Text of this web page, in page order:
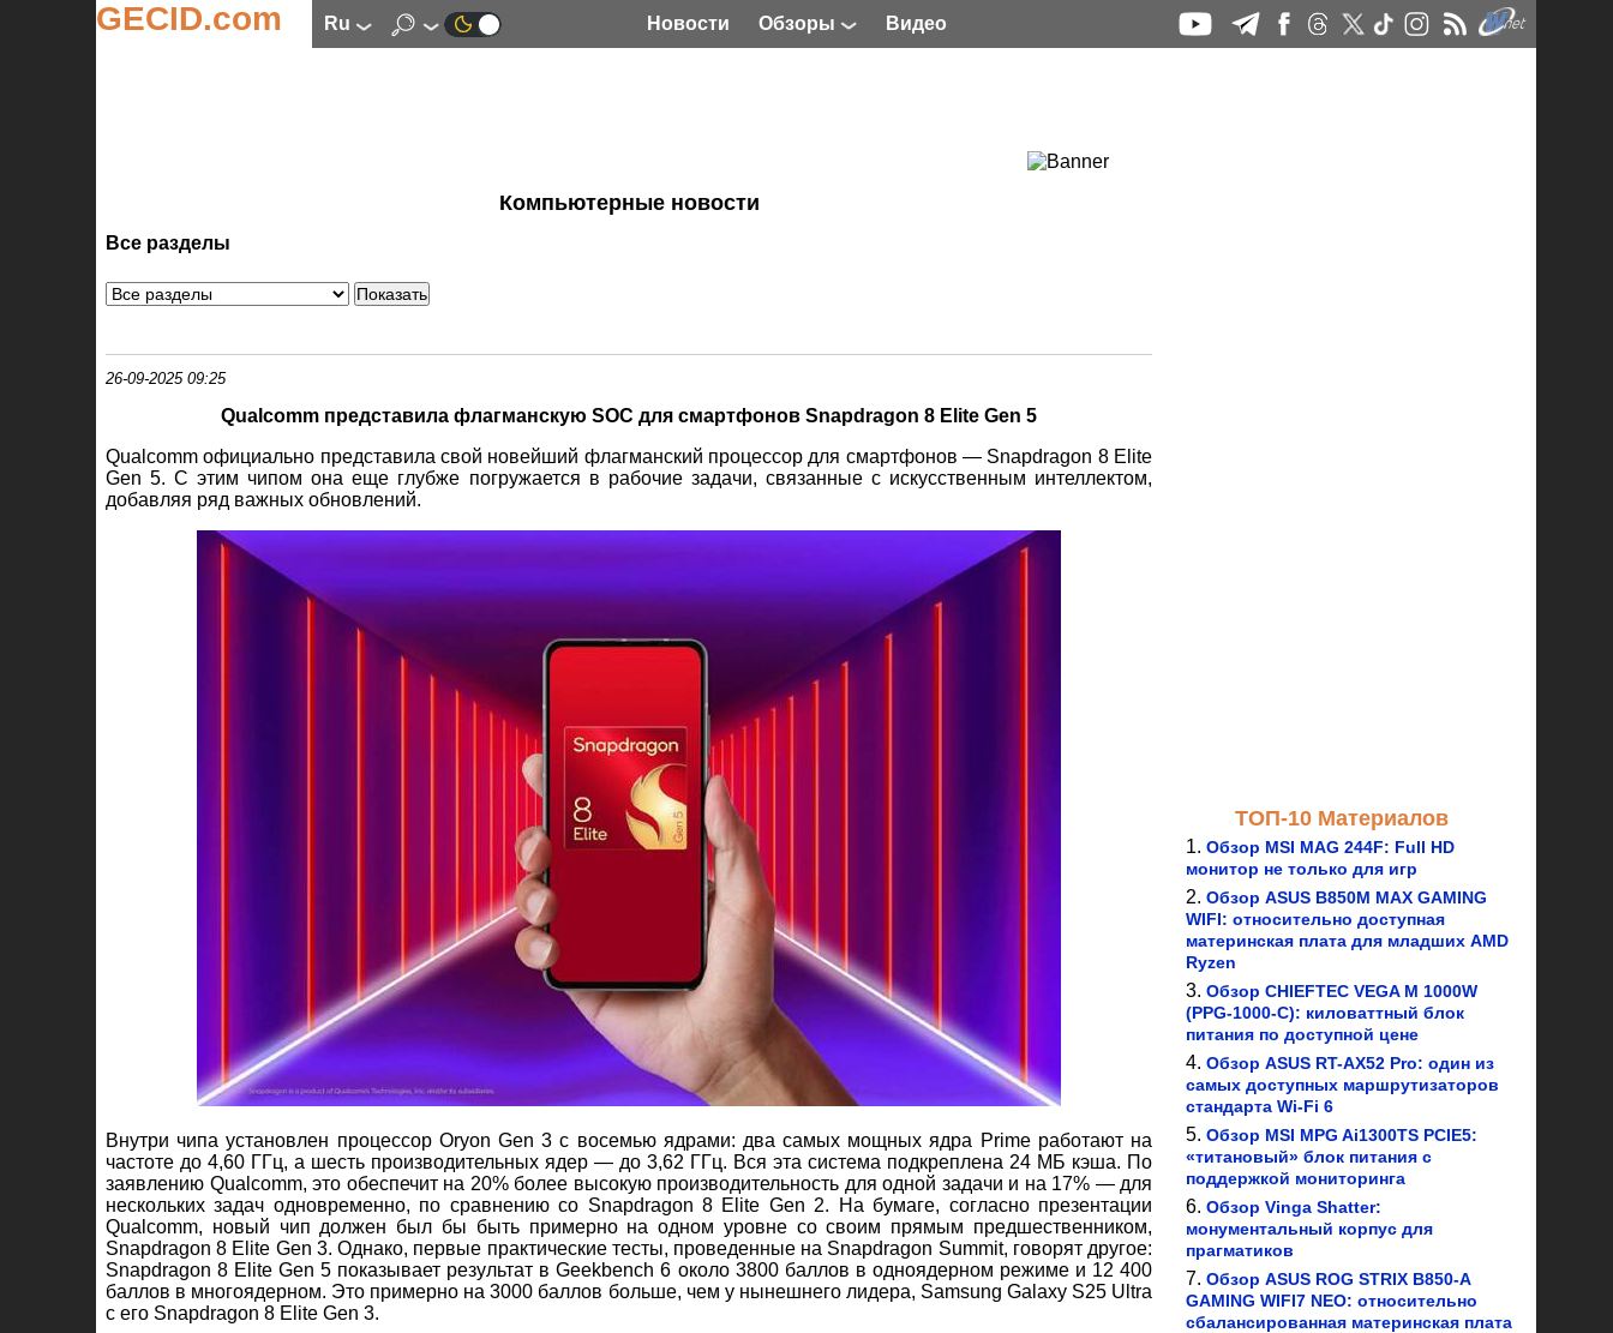
GECID.com ru Новости Обзоры Видео
Компьютерные новости
Все разделы
26-09-2025 09:25
Qualcomm представила флагманскую SOC для смартфонов Snapdragon 8 Elite Gen 5
Qualcomm официально представила свой новейший флагманский процессор для смартфонов — Snapdragon 8 Elite
Gen 5. С этим чипом она еще глубже погружается в рабочие задачи, связанные с искусственным интеллектом,
добавляя ряд важных обновлений.
Внутри чипа установлен процессор Oryon Gen 3 с восемью ядрами: два самых мощных ядра Prime работают на
частоте до 4,60 ГГц, а шесть производительных ядер — до 3,62 ГГц. Вся эта система подкреплена 24 МБ кэша. По
заявлению Qualcomm, это обеспечит на 20% более высокую производительность для одной задачи и на 17% — для
нескольких задач одновременно, по сравнению со Snapdragon 8 Elite Gen 2. На бумаге, согласно презентации
Qualcomm, новый чип должен был бы быть примерно на одном уровне со своим прямым предшественником,
Snapdragon 8 Elite Gen 3. Однако, первые практические тесты, проведенные на Snapdragon Summit, говорят другое:
Snapdragon 8 Elite Gen 5 показывает результат в Geekbench 6 около 3800 баллов в одноядерном режиме и 12 400
баллов в многоядерном. Это примерно на 3000 баллов больше, чем у нынешнего лидера, Samsung Galaxy S25 Ultra
с его Snapdragon 8 Elite Gen 3.
ТОП-10 Материалов
Обзор MSI MAG 244F: Full HD
монитор не только для игр
Обзор ASUS B850M MAX GAMING
WIFI: относительно доступная
материнская плата для младших AMD
Ryzen
Обзор CHIEFTEC VEGA M 1000W
(PPG-1000-C): киловаттный блок
питания по доступной цене
Обзор ASUS RT-AX52 Pro: один из
самых доступных маршрутизаторов
стандарта Wi-Fi 6
Обзор MSI MPG Ai1300TS PCIE5:
«титановый» блок питания с
поддержкой мониторинга
Обзор Vinga Shatter:
монументальный корпус для
прагматиков
Обзор ASUS ROG STRIX B850-A
GAMING WIFI7 NEO: относительно
сбалансированная материнская плата